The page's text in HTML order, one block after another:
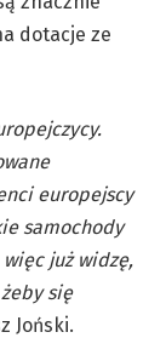
dotacje ze
europejscy
samochody
już widzę,
się
Joński.